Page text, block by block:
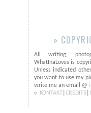
»
All writing,
WhatInaLoves is
Unless indicated
you want to use my
write me an email @
KONTAKT CREDITS